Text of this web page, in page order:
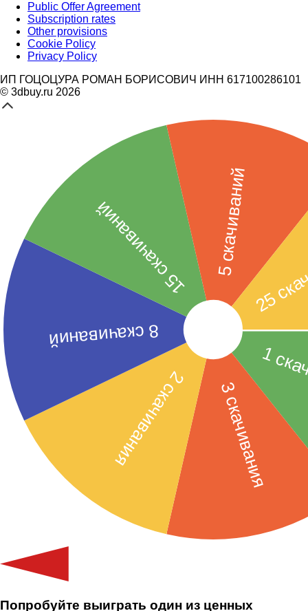
Public Offer Agreement
Subscription rates
Other provisions
Cookie Policy
Privacy Policy
ИП ГОЦОЦУРА РОМАН БОРИСОВИЧ ИНН 617100286101
© 3dbuy.ru 2026
Попробуйте выиграть один из ценных